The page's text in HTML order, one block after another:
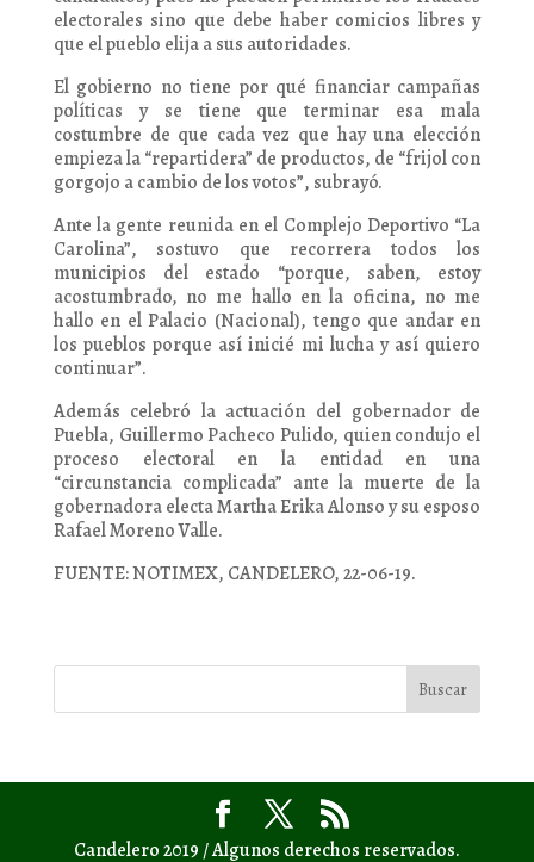
electorales sino que debe haber comicios libres y
que el pueblo elija a sus autoridades.
El gobierno no tiene por qué financiar campañas
políticas y se tiene que terminar esa mala
costumbre de que cada vez que hay una elección
empieza la “repartidera” de productos, de “frijol con
gorgojo a cambio de los votos”, subrayó.
Ante la gente reunida en el Complejo Deportivo “La
Carolina”, sostuvo que recorrera todos los
municipios del estado “porque, saben, estoy
acostumbrado, no me hallo en la oficina, no me
hallo en el Palacio (Nacional), tengo que andar en
los pueblos porque así inicié mi lucha y así quiero
continuar”.
Además celebró la actuación del gobernador de
Puebla, Guillermo Pacheco Pulido, quien condujo el
proceso electoral en la entidad en una
“circunstancia complicada” ante la muerte de la
gobernadora electa Martha Erika Alonso y su esposo
Rafael Moreno Valle.
FUENTE: NOTIMEX, CANDELERO, 22-06-19.
Candelero 2019 / Algunos derechos reservados.